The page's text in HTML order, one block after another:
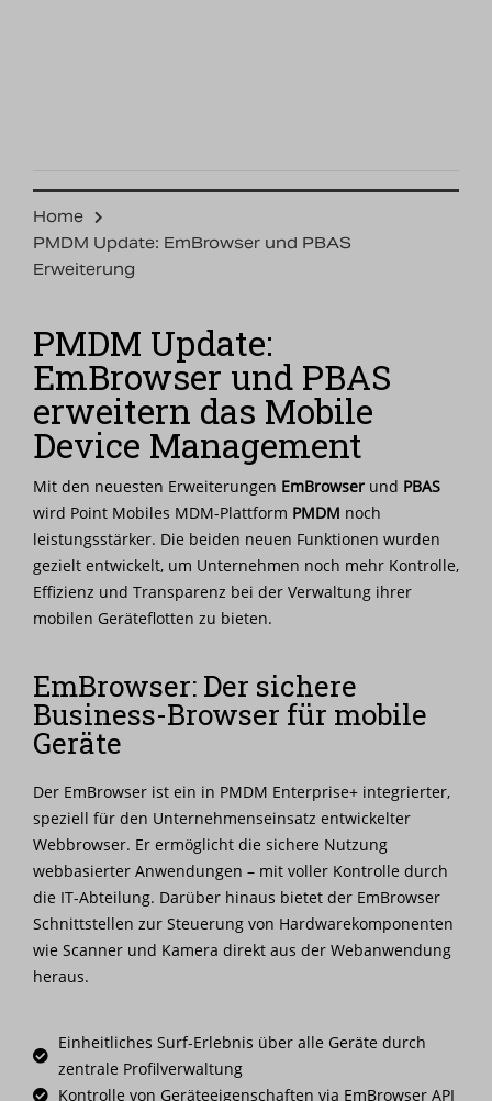
Home
PMDM Update: EmBrowser und PBAS
Erweiterung
PMDM Update:
EmBrowser und PBAS
erweitern das Mobile
Device Management
Mit den neuesten Erweiterungen EmBrowser und PBAS
wird Point Mobiles MDM-Plattform PMDM noch
leistungsstärker. Die beiden neuen Funktionen wurden
gezielt entwickelt, um Unternehmen noch mehr Kontrolle,
Effizienz und Transparenz bei der Verwaltung ihrer
mobilen Geräteflotten zu bieten.
EmBrowser: Der sichere
Business-Browser für mobile
Geräte
Der EmBrowser ist ein in PMDM Enterprise+ integrierter,
speziell für den Unternehmenseinsatz entwickelter
Webbrowser. Er ermöglicht die sichere Nutzung
webbasierter Anwendungen – mit voller Kontrolle durch
die IT-Abteilung. Darüber hinaus bietet der EmBrowser
Schnittstellen zur Steuerung von Hardwarekomponenten
wie Scanner und Kamera direkt aus der Webanwendung
heraus.
Einheitliches Surf-Erlebnis über alle Geräte durch
zentrale Profilverwaltung
Kontrolle von Geräteeigenschaften via EmBrowser API